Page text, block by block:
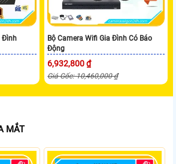
Đình
Bộ Camera Wifi Gia Đình Có Báo
Động
6,932,800 ₫
Giá Gốc: 10,460,000 ₫
MẮT